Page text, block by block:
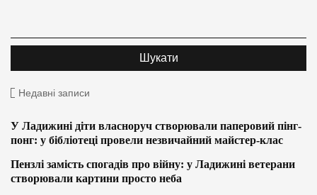
Недавні записи
У Ладижині діти власноруч створювали паперовий пінг-
понг: у бібліотеці провели незвичайний майстер-клас
Пензлі замість спогадів про війну: у Ладижині ветерани
створювали картини просто неба